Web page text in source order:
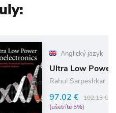
Anglický jazyk
Ultra Low Power
Rahul Sarpeshkar
97.02 € 102.13 €